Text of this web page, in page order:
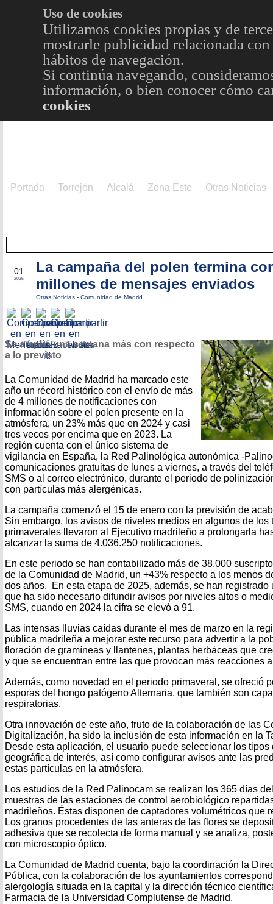
Uso de cookies
Utilizamos cookies propias y de
mostrarle publicidad relacionada
hábitos de navegación.
Si continúa navegando,
información, o bien conocer cómo
cookies
Portada Torrejón Alcalá Zona Este Otras Noticias
01
2025
La campaña del polen termina
millones de mensajes enviados
Otras Noticias - Comunidad de Madrid
Se amplió una semana más con respecto
a lo previsto
La Comunidad de Madrid ha marcado este
año un récord histórico con el envío de más
de 4 millones de notificaciones con
información sobre el polen presente en la
atmósfera, un 23% más que en 2024 y casi
tres veces por encima que en 2023. La
región cuenta con el único sistema de
vigilancia en España, la Red Palinológica autonómica -
comunicaciones gratuitas de lunes a viernes, a través del
SMS o al correo electrónico, durante el periodo de
con partículas más alergénicas.
La campaña comenzó el 15 de enero con la previsión de
Sin embargo, los avisos de niveles medios en algunos de los
primaverales llevaron al Ejecutivo madrileño a prolongarla
alcanzar la suma de 4.036.250 notificaciones.
En este periodo se han contabilizado más de 38.000
de la Comunidad de Madrid, un +43% respecto a los menos
dos años. En esta etapa de 2025, además, se han registrado
que ha sido necesario difundir avisos por niveles altos o
SMS, cuando en 2024 la cifra se elevó a 91.
Las intensas lluvias caídas durante el mes de marzo en la
pública madrileña a mejorar este recurso para advertir a la
floración de gramíneas y llantenes, plantas herbáceas que
y que se encuentran entre las que provocan más reacciones
Además, como novedad en el periodo primaveral, se ofreció
esporas del hongo patógeno Alternaria, que también son
respiratorias.
Otra innovación de este año, fruto de la colaboración de las
Digitalización, ha sido la inclusión de esta información en la
Desde esta aplicación, el usuario puede seleccionar los tipos
geográfica de interés, así como configurar avisos ante las
estas partículas en la atmósfera.
Los estudios de la Red Palinocam se realizan los 365 días
muestras de las estaciones de control aerobiológico
madrileños. Éstas disponen de captadores volumétricos que
Los granos procedentes de las anteras de las flores se
adhesiva que se recolecta de forma manual y se analiza,
con microscopio óptico.
La Comunidad de Madrid cuenta, bajo la coordinación la
Pública, con la colaboración de los ayuntamientos
alergología situada en la capital y la dirección técnico
Farmacia de la Universidad Complutense de Madrid.